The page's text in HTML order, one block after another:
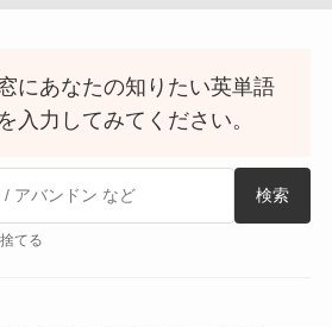
にあなたの知りたい英単語
入力してみてください。
検索
てる